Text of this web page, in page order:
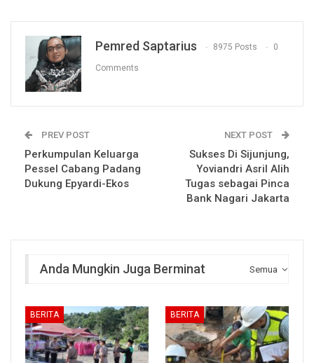
Pemred Saptarius 8975 Posts 0
Comments
PREV POST
Perkumpulan Keluarga
Pessel Cabang Padang
Dukung Epyardi-Ekos
NEXT POST
Sukses Di Sijunjung,
Yoviandri Asril Alih
Tugas sebagai Pinca
Bank Nagari Jakarta
Semua
Anda Mungkin Juga Berminat
BERITA BERITA